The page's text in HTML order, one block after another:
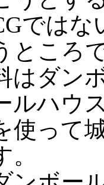
ではな
ところ
はダン
ルハウ
使って
。